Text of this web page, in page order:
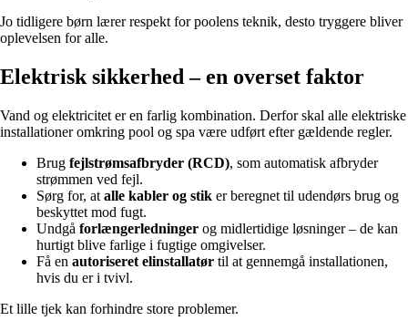
Jo tidligere børn lærer respekt for poolens teknik, desto tryggere bliver
oplevelsen for alle.
Elektrisk sikkerhed – en overset faktor
Vand og elektricitet er en farlig kombination. Derfor skal alle elektriske
installationer omkring pool og spa være udført efter gældende regler.
Brug fejlstrømsafbryder (RCD), som automatisk afbryder
strømmen ved fejl.
Sørg for, at alle kabler og stik er beregnet til udendørs brug og
beskyttet mod fugt.
Undgå forlængerledninger og midlertidige løsninger – de kan
hurtigt blive farlige i fugtige omgivelser.
Få en autoriseret elinstallatør til at gennemgå installationen,
hvis du er i tvivl.
Et lille tjek kan forhindre store problemer.